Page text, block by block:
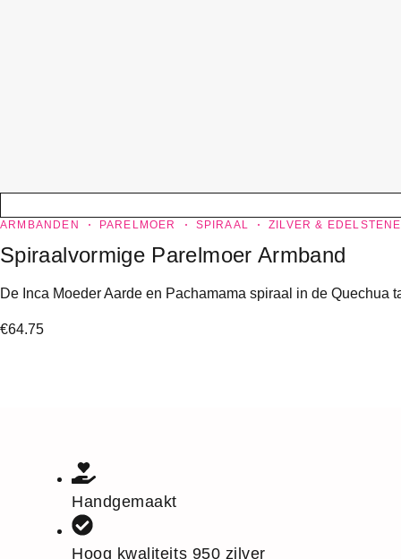
ARMBANDEN PARELMOER SPIRAAL ZILVER &
Spiraalvormige Parelmoer Armband
De Inca Moeder Aarde en Pachamama spiraal in de
€64.75
Handgemaakt
Hoog kwaliteits 950 zilver